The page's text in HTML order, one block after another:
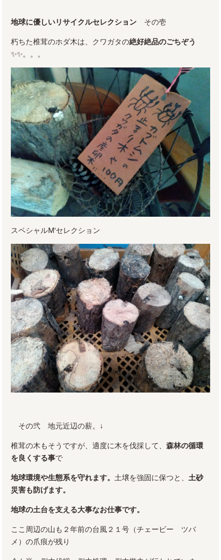
地球に優しいリサイクルセレクション その壱
朽ちた椎茸のホダ木は、クワガタの絶好絶品のごちぞう
✨✨。。。
スペシャルⅯ‘セレクション
その弐 地元近辺の薪。↓
椎茸の木もそうですが、適度に木を伐採して、森林の循環
を良くする事で
地球環境や生態系を守れます。土壌を強固に保つと、土砂
災害も防げます。
地球の土台を支える大事なお仕事です。
ここ周辺の山も２年前の台風２１号（チェービー ツバ
メ）の爪痕が残り